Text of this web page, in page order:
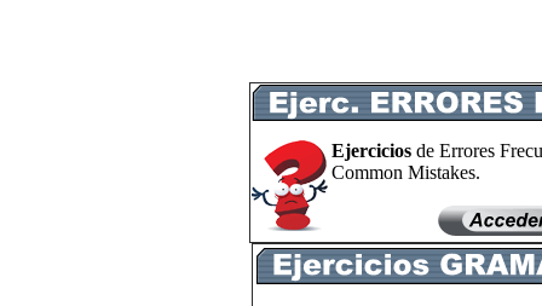
Ejerciciosde Errores
Common Mistakes.